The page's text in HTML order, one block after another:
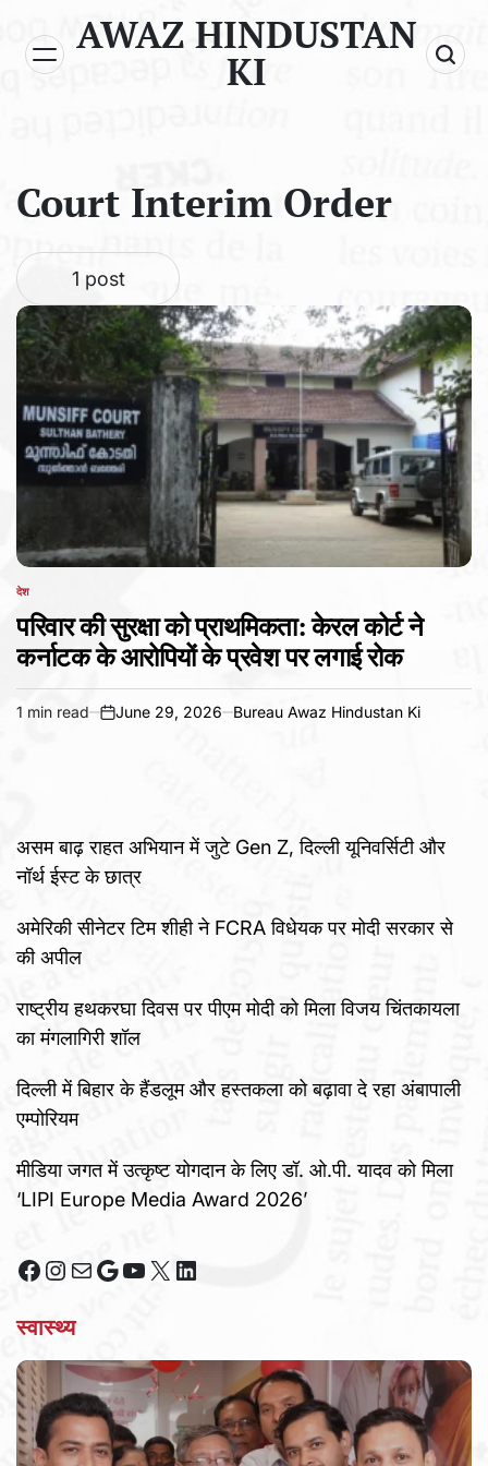
content
AWAZ HINDUSTAN
KI
Court Interim Order
1 post
POSTED
देश
परिवार की सुरक्षा को प्राथमिकता: केरल कोर्ट ने
कर्नाटक के आरोपियों के प्रवेश पर लगाई रोक
Estimated
1 min read
on
June 29, 2026 Bureau Awaz Hindustan Ki
असम बाढ़ राहत अभियान में जुटे Gen Z, दिल्ली यूनिवर्सिटी और
नॉर्थ ईस्ट के छात्र
अमेरिकी सीनेटर टिम शीही ने FCRA विधेयक पर मोदी सरकार से
की अपील
राष्ट्रीय हथकरघा दिवस पर पीएम मोदी को मिला विजय चिंतकायला
का मंगलागिरी शॉल
दिल्ली में बिहार के हैंडलूम और हस्तकला को बढ़ावा दे रहा अंबापाली
एम्पोरियम
मीडिया जगत में उत्कृष्ट योगदान के लिए डॉ. ओ.पी. यादव को मिला
‘LIPI Europe Media Award 2026’
Facebook
Instagram
MailGoogle
YouTube
X LinkedIn
स्वास्थ्य